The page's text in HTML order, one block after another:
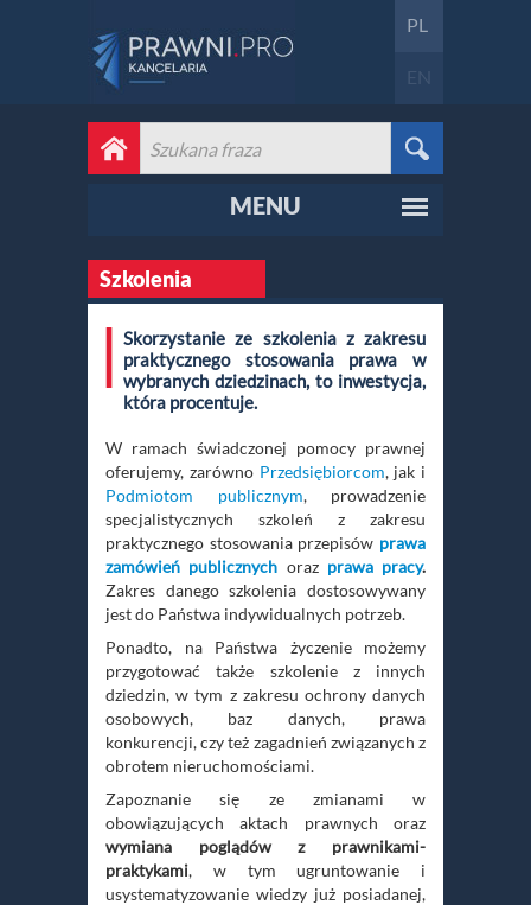
PL
EN
MENU
Szkolenia
Skorzystanie ze szkolenia z zakresu
praktycznego stosowania prawa w
wybranych dziedzinach, to inwestycja,
która procentuje.
W ramach świadczonej pomocy prawnej
oferujemy, zarówno Przedsiębiorcom, jak i
Podmiotom publicznym, prowadzenie
specjalistycznych szkoleń z zakresu
praktycznego stosowania przepisów prawa
zamówień publicznych oraz prawa pracy.
Zakres danego szkolenia dostosowywany
jest do Państwa indywidualnych potrzeb.
Ponadto, na Państwa życzenie możemy
przygotować także szkolenie z innych
dziedzin, w tym z zakresu ochrony danych
osobowych, baz danych, prawa
konkurencji, czy też zagadnień związanych z
obrotem nieruchomościami.
Zapoznanie się ze zmianami w
obowiązujących aktach prawnych oraz
wymiana poglądów z prawnikami-
praktykami, w tym ugruntowanie i
usystematyzowanie wiedzy już posiadanej,